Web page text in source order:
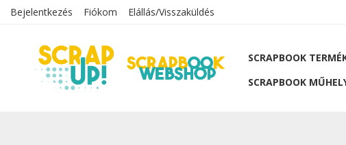
Bejelentkezés Fiókom Elállás/Visszaküldés
SCRAPBOOK
SCRAPBOOK